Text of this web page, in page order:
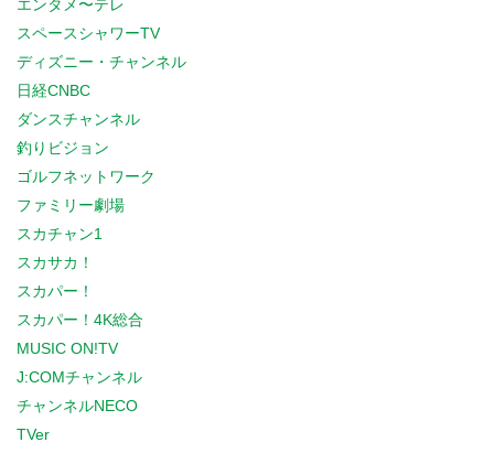
エンタメ〜テレ
スペースシャワーTV
ディズニー・チャンネル
日経CNBC
ダンスチャンネル
釣りビジョン
ゴルフネットワーク
ファミリー劇場
スカチャン1
スカサカ！
スカパー！
スカパー！4K総合
MUSIC ON!TV
J:COMチャンネル
チャンネルNECO
TVer